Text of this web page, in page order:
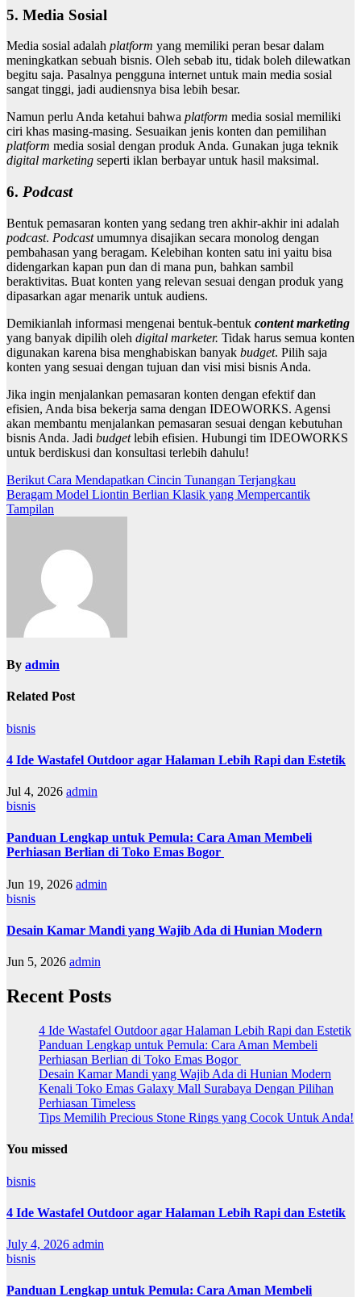
5. Media Sosial
Media sosial adalah platform yang memiliki peran besar dalam
meningkatkan sebuah bisnis. Oleh sebab itu, tidak boleh dilewatkan
begitu saja. Pasalnya pengguna internet untuk main media sosial
sangat tinggi, jadi audiensnya bisa lebih besar.
Namun perlu Anda ketahui bahwa platform media sosial memiliki
ciri khas masing-masing. Sesuaikan jenis konten dan pemilihan
platform media sosial dengan produk Anda. Gunakan juga teknik
digital marketing seperti iklan berbayar untuk hasil maksimal.
6. Podcast
Bentuk pemasaran konten yang sedang tren akhir-akhir ini adalah
podcast. Podcastumumnya disajikan secara monolog dengan
pembahasan yang beragam. Kelebihan konten satu ini yaitu bisa
didengarkan kapan pun dan di mana pun, bahkan sambil
beraktivitas. Buat konten yang relevan sesuai dengan produk yang
dipasarkan agar menarik untuk audiens.
Demikianlah informasi mengenai bentuk-bentuk content marketing
yang banyak dipilih oleh digital marketer. Tidak harus semua konten
digunakan karena bisa menghabiskan banyak budget. Pilih saja
konten yang sesuai dengan tujuan dan visi misi bisnis Anda.
Jika ingin menjalankan pemasaran konten dengan efektif dan
efisien, Anda bisa bekerja sama dengan IDEOWORKS. Agensi
akan membantu menjalankan pemasaran sesuai dengan kebutuhan
bisnis Anda. Jadi budgetlebih efisien. Hubungi tim IDEOWORKS
untuk berdiskusi dan konsultasi terlebih dahulu!
Post
navigation
Berikut Cara Mendapatkan Cincin Tunangan Terjangkau
Beragam Model Liontin Berlian Klasik yang Mempercantik
Tampilan
By admin
Related Post
bisnis
4 Ide Wastafel Outdoor agar Halaman Lebih Rapi dan Estetik
Jul 4, 2026 admin
bisnis
Panduan Lengkap untuk Pemula: Cara Aman Membeli
Perhiasan Berlian di Toko Emas Bogor
Jun 19, 2026 admin
bisnis
Desain Kamar Mandi yang Wajib Ada di Hunian Modern
Jun 5, 2026 admin
Recent Posts
4 Ide Wastafel Outdoor agar Halaman Lebih Rapi dan Estetik
Panduan Lengkap untuk Pemula: Cara Aman Membeli
Perhiasan Berlian di Toko Emas Bogor
Desain Kamar Mandi yang Wajib Ada di Hunian Modern
Kenali Toko Emas Galaxy Mall Surabaya Dengan Pilihan
Perhiasan Timeless
Tips Memilih Precious Stone Rings yang Cocok Untuk Anda!
You missed
bisnis
4 Ide Wastafel Outdoor agar Halaman Lebih Rapi dan Estetik
July 4, 2026 admin
bisnis
Panduan Lengkap untuk Pemula: Cara Aman Membeli